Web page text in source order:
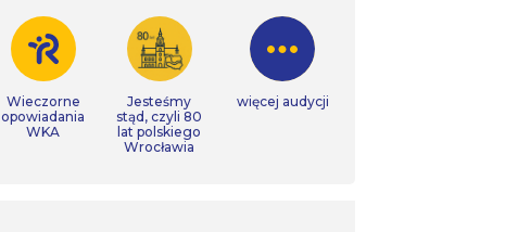
Wieczorne
opowiadania
WKA
Jesteśmy
stąd, czyli 80
lat polskiego
Wrocławia
więcej audycji